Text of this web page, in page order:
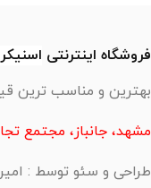
فروشگاه اینترنتی
بهترین و مناسب ترین
مشهد، جانباز، مجتمع
طراحی و سئو توسط : امیرحسین رمضان